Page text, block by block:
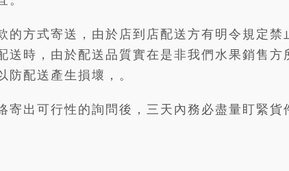
的方式寄送，由於店到店配送方有明令規定
送時，由於配送品質實在是非我們水果銷售
配送產生損壞，。
出可行性的詢問後，三天內務必盡量盯緊